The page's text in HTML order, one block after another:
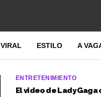
VIRAL ESTILO A
ENTRETENIMIENTO
El video de Lady